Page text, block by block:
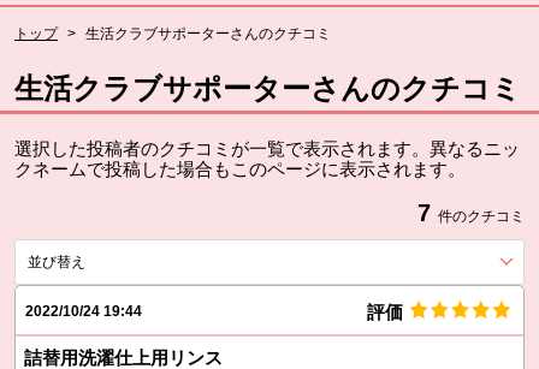
トップ > 生活クラブサポーターさんのクチコミ
生活クラブサポーターさんのクチコミ
選択した投稿者のクチコミが一覧で表示されます。異なるニッ
クネームで投稿した場合もこのページに表示されます。
7 件のクチコミ
並び替え
2022/10/24 19:44 評価
詰替用洗濯仕上用リンス